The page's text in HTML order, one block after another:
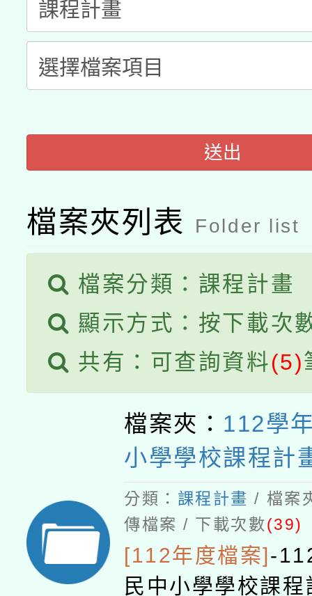
礎課程
A3數位素養講師名單
「數位內容與教學軟體
pilot」
有關大陸委員會函釋公
業技術研究院辦理「
動」
115年8月22日(星期六
開 智慧啟航」
送出
檔案夾列表 Folder list
檔案分類：課程計畫
顯示方式：按下載次
共有：可查詢資料(5)
檔案夾： 112學
小學學校課程計
分類： 課程計畫 / 檔案
傳檔案 / 下載次數(39)
[112年度檔案]-
民中小學學校課程